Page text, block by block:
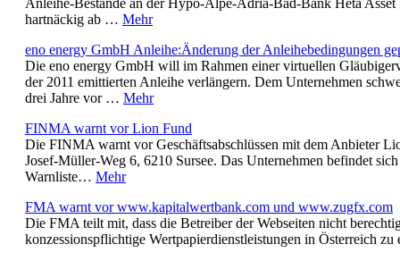
Anleihe-Bestände an der Hypo-Alpe-Adria-Bad-Bank Heta Asset
hartnäckig ab … Mehr
eno energy GmbH Anleihe:Änderung der Anleihebedingungen
Die eno energy GmbH will im Rahmen einer virtuellen
der 2011 emittierten Anleihe verlängern. Dem Unternehmen
drei Jahre vor … Mehr
FINMA warnt vor Lion Fund
Die FINMA warnt vor Geschäftsabschlüssen mit dem Anbieter
Josef-Müller-Weg 6, 6210 Sursee. Das Unternehmen befindet
Warnliste… Mehr
FMA warnt vor www.kapitalwertbank.com und www.zugfx.com
Die FMA teilt mit, dass die Betreiber der Webseiten nicht
konzessionspflichtige Wertpapierdienstleistungen in Österreich